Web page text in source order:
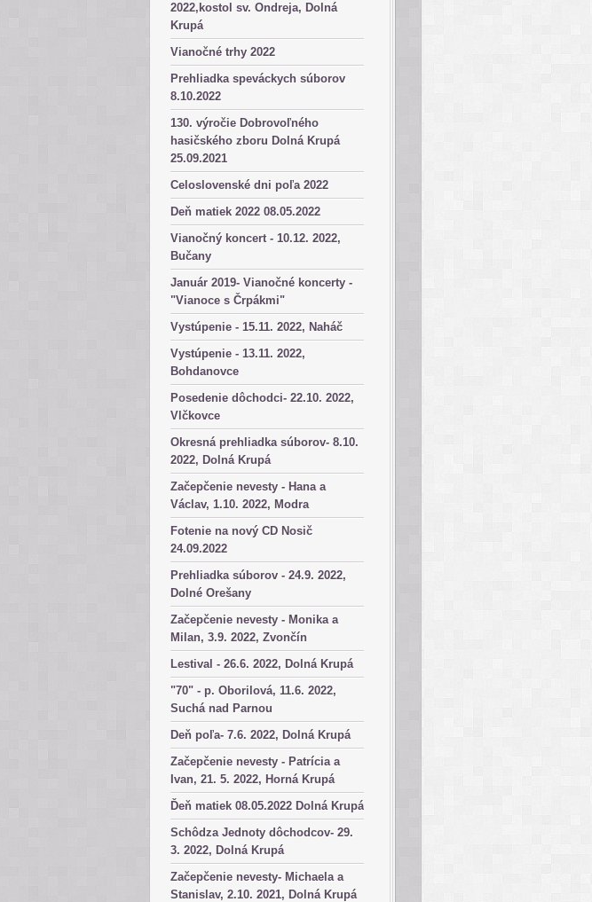
2022,kostol sv. Ondreja, Dolná
Krupá
Vianočné trhy 2022
Prehliadka speváckych súborov
8.10.2022
130. výročie Dobrovoľného
hasičského zboru Dolná Krupá
25.09.2021
Celoslovenské dni poľa 2022
Deň matiek 2022 08.05.2022
Vianočný koncert - 10.12. 2022,
Bučany
Január 2019- Vianočné koncerty -
"Vianoce s Črpákmi"
Vystúpenie - 15.11. 2022, Naháč
Vystúpenie - 13.11. 2022,
Bohdanovce
Posedenie dôchodci- 22.10. 2022,
Vlčkovce
Okresná prehliadka súborov- 8.10.
2022, Dolná Krupá
Začepčenie nevesty - Hana a
Václav, 1.10. 2022, Modra
Fotenie na nový CD Nosič
24.09.2022
Prehliadka súborov - 24.9. 2022,
Dolné Orešany
Začepčenie nevesty - Monika a
Milan, 3.9. 2022, Zvončín
Lestival - 26.6. 2022, Dolná Krupá
"70" - p. Oborilová, 11.6. 2022,
Suchá nad Parnou
Deň poľa- 7.6. 2022, Dolná Krupá
Začepčenie nevesty - Patrícia a
Ivan, 21. 5. 2022, Horná Krupá
Ďeň matiek 08.05.2022 Dolná Krupá
Schôdza Jednoty dôchodcov- 29.
3. 2022, Dolná Krupá
Začepčenie nevesty- Michaela a
Stanislav, 2.10. 2021, Dolná Krupá